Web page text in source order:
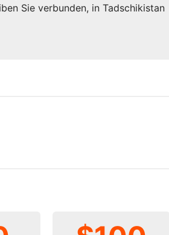
Sie verbunden, in Tadschikistan